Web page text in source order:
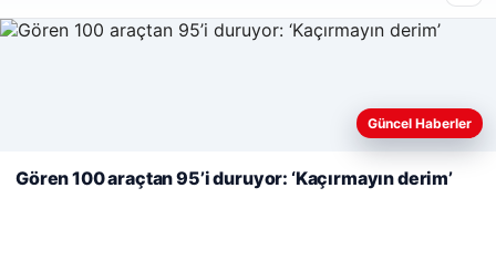
deneyiminizi kişiselleştirmek ve geliştirmek amacıyla çerezler
Reddet Kabul Et
Güncel Haberler
Gören 100 araçtan 95’i duruyor: ‘Kaçırmayın derim’